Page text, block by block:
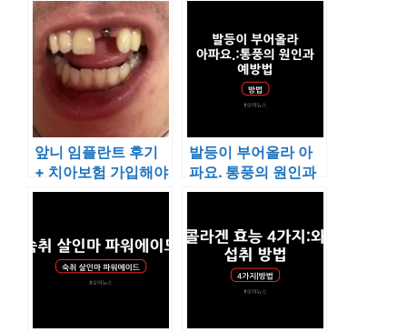
앞니 임플란트 후기
+ 치아보험 가입해야
하는이유 3가지
발등이 부어올라 아
파요. 통풍의 원인과
예방법